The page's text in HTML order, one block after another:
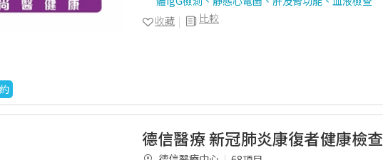
比較
收藏
德信醫療 新冠肺炎康復者健康檢查